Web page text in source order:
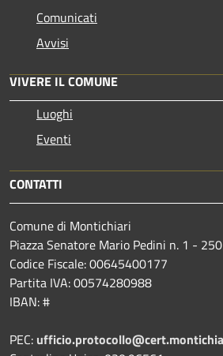
Comunicati
Avvisi
VIVERE IL COMUNE
Luoghi
Eventi
CONTATTI
Comune di Montichiari
Piazza Senatore Mario Pedini n. 1 -
Codice Fiscale: 00645400177
Partita IVA: 00574280988
IBAN: #
PEC: